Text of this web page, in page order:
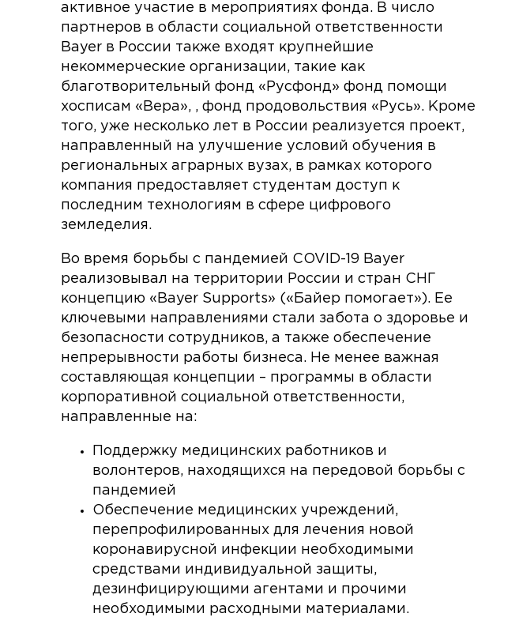
активное участие в мероприятиях фонда. В число
партнеров в области социальной ответственности
Bayer в России также входят крупнейшие
некоммерческие организации, такие как
благотворительный фонд «Русфонд» фонд помощи
хосписам «Вера», , фонд продовольствия «Русь». Кроме
того, уже несколько лет в России реализуется проект,
направленный на улучшение условий обучения в
региональных аграрных вузах, в рамках которого
компания предоставляет студентам доступ к
последним технологиям в сфере цифрового
земледелия.
Во время борьбы с пандемией COVID-19 Bayer
реализовывал на территории России и стран СНГ
концепцию «Bayer Supports» («Байер помогает»). Ее
ключевыми направлениями стали забота о здоровье и
безопасности сотрудников, а также обеспечение
непрерывности работы бизнеса. Не менее важная
составляющая концепции – программы в области
корпоративной социальной ответственности,
направленные на:
Поддержку медицинских работников и
волонтеров, находящихся на передовой борьбы с
пандемией
Обеспечение медицинских учреждений,
перепрофилированных для лечения новой
коронавирусной инфекции необходимыми
средствами индивидуальной защиты,
дезинфицирующими агентами и прочими
необходимыми расходными материалами.